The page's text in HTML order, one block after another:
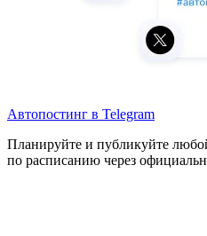
Автопостинг в Telegram
Планируйте и публикуйте
по расписанию через